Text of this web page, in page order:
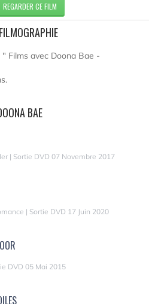
REGARDER CE FILM
Films avec Doona Bae -
BAE
| Sortie DVD 07 Novembre 2017
| Sortie DVD 17 Juin 2020
DVD 05 Mai 2015